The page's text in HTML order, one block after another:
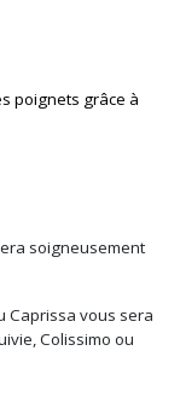
poignets grâce à
soigneusement
Caprissa vous sera
Colissimo ou